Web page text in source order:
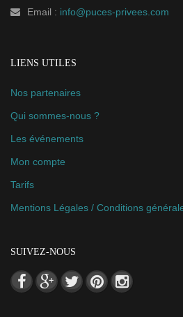
Email : info@puces-privees.com
LIENS UTILES
Nos partenaires
Qui sommes-nous ?
Les événements
Mon compte
Tarifs
Mentions Légales / Conditions
SUIVEZ-NOUS